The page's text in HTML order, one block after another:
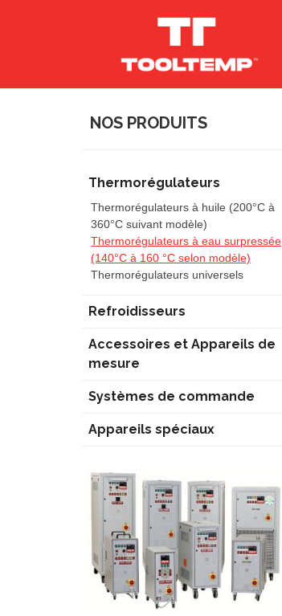
NOS PRODUITS
Thermorégulateurs
Thermorégulateurs à huile (200°C à
360°C suivant modèle)
Thermorégulateurs à eau surpressée
(140°C à 160 °C selon modèle)
Thermorégulateurs universels
Refroidisseurs
Accessoires et Appareils de
mesure
Systèmes de commande
Appareils spéciaux